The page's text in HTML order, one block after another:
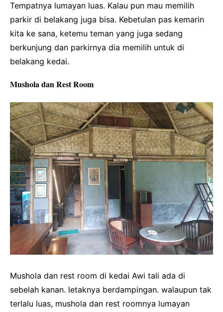
Tempatnya lumayan luas. Kalau pun mau memilih
parkir di belakang juga bisa. Kebetulan pas kemarin
kita ke sana, ketemu teman yang juga sedang
berkunjung dan parkirnya dia memilih untuk di
belakang kedai.
Mushola dan Rest Room
Mushola dan rest room di kedai Awi tali ada di
sebelah kanan. letaknya berdampingan. walaupun tak
terlalu luas, mushola dan rest roomnya lumayan